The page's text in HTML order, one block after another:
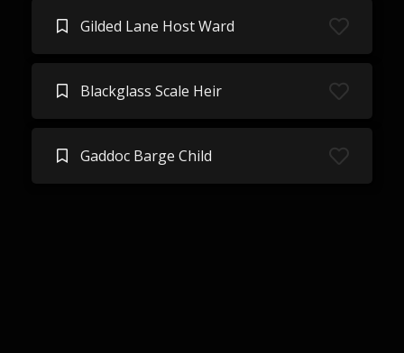
Gilded Lane Host Ward
Blackglass Scale Heir
Gaddoc Barge Child